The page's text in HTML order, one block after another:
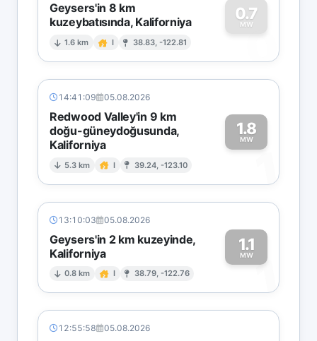
Geysers'in 8 km
kuzeybatısında, Kaliforniya
1.6 km I 38.83, -122.81
0.7
MW
0
14:41:09 05.08.2026
Redwood Valley'in 9 km
doğu-güneydoğusunda,
Kaliforniya
5.3 km I 39.24, -123.10
1.8
MW
1
13:10:03 05.08.2026
Geysers'in 2 km kuzeyinde,
Kaliforniya
0.8 km I 38.79, -122.76
1.1
MW1
12:55:58 05.08.2026